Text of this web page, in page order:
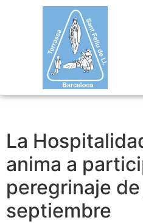
La
anima a
peregrinaje
septiembre